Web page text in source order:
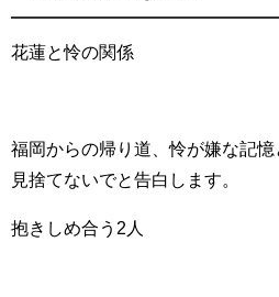
花蓮と怜の関係
福岡からの帰り道、怜が嫌な記
見捨てないでと告白します。
抱きしめ合う2人